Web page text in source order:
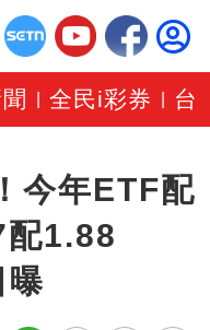
|全民i彩券 台
今年ETF配
1.88